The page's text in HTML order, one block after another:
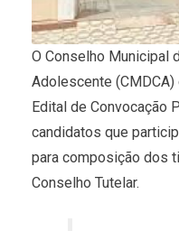
O Conselho Municipal
Adolescente
Edital de Convocação
candidatos que
para composição dos
Conselho Tutelar.